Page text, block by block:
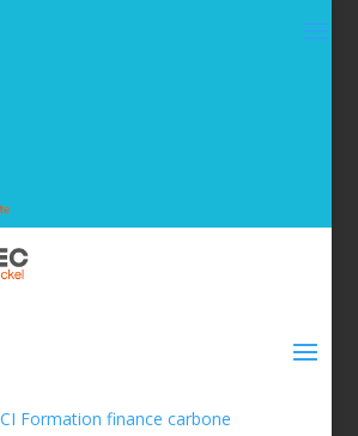
Formation finance carbone